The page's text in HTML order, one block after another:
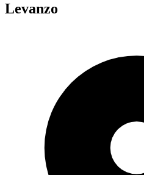
Levanzo